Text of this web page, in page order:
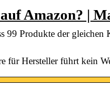
Amazon? |
99 Produkte der gleichen
für Hersteller führt kein